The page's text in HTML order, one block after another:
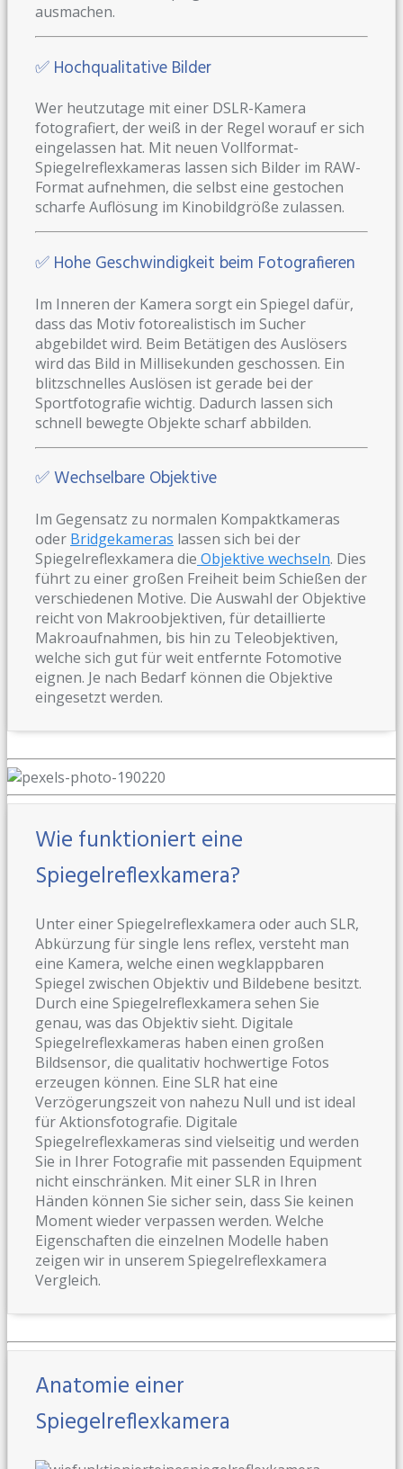
ausmachen.
✅ Hochqualitative Bilder
Wer heutzutage mit einer DSLR-Kamera
fotografiert, der weiß in der Regel worauf er sich
eingelassen hat. Mit neuen Vollformat-
Spiegelreflexkameras lassen sich Bilder im RAW-
Format aufnehmen, die selbst eine gestochen
scharfe Auflösung im Kinobildgröße zulassen.
✅ Hohe Geschwindigkeit beim Fotografieren
Im Inneren der Kamera sorgt ein Spiegel dafür,
dass das Motiv fotorealistisch im Sucher
abgebildet wird. Beim Betätigen des Auslösers
wird das Bild in Millisekunden geschossen. Ein
blitzschnelles Auslösen ist gerade bei der
Sportfotografie wichtig. Dadurch lassen sich
schnell bewegte Objekte scharf abbilden.
✅ Wechselbare Objektive
Im Gegensatz zu normalen Kompaktkameras
oder Bridgekameras lassen sich bei der
Spiegelreflexkamera die Objektive wechseln. Dies
führt zu einer großen Freiheit beim Schießen der
verschiedenen Motive. Die Auswahl der Objektive
reicht von Makroobjektiven, für detaillierte
Makroaufnahmen, bis hin zu Teleobjektiven,
welche sich gut für weit entfernte Fotomotive
eignen. Je nach Bedarf können die Objektive
eingesetzt werden.
Wie funktioniert eine
Spiegelreflexkamera?
Unter einer Spiegelreflexkamera oder auch SLR,
Abkürzung für single lens reflex, versteht man
eine Kamera, welche einen wegklappbaren
Spiegel zwischen Objektiv und Bildebene besitzt.
Durch eine Spiegelreflexkamera sehen Sie
genau, was das Objektiv sieht. Digitale
Spiegelreflexkameras haben einen großen
Bildsensor, die qualitativ hochwertige Fotos
erzeugen können. Eine SLR hat eine
Verzögerungszeit von nahezu Null und ist ideal
für Aktionsfotografie. Digitale
Spiegelreflexkameras sind vielseitig und werden
Sie in Ihrer Fotografie mit passenden Equipment
nicht einschränken. Mit einer SLR in Ihren
Händen können Sie sicher sein, dass Sie keinen
Moment wieder verpassen werden. Welche
Eigenschaften die einzelnen Modelle haben
zeigen wir in unserem Spiegelreflexkamera
Vergleich.
Anatomie einer
Spiegelreflexkamera